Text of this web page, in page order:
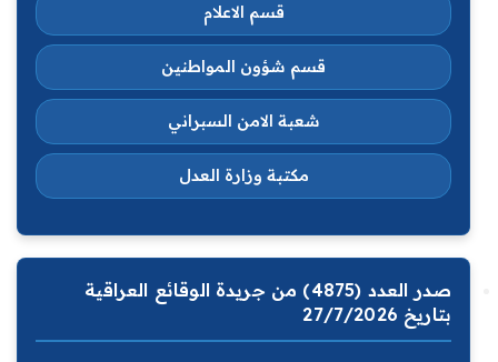
قسم الاعلام
قسم شؤون المواطنين
شعبة الامن السبراني
مكتبة وزارة العدل
صدر العدد (4875) من جريدة الوقائع العراقية
بتاريخ 27/7/2026